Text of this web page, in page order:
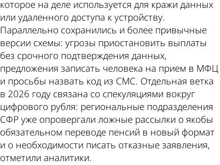
которое на деле используется для кражи данных
или удаленного доступа к устройству.
Параллельно сохранились и более привычные
версии схемы: угрозы приостановить выплаты
без срочного подтверждения данных,
предложения записать человека на прием в МФЦ
и просьбы назвать код из СМС. Отдельная ветка
в 2026 году связана со спекуляциями вокруг
цифрового рубля: региональные подразделения
СФР уже опровергали ложные рассылки о якобы
обязательном переводе пенсий в новый формат
и о необходимости писать отказные заявления,
отметили аналитики.